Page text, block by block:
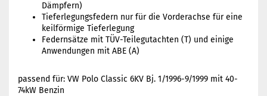
Dämpfern)
Tieferlegungsfedern nur für die Vorderachse für eine
keilförmige Tieferlegung
Federnsätze mit TÜV-Teilegutachten (T) und einige
Anwendungen mit ABE (A)
passend für: VW Polo Classic 6KV Bj. 1/1996-9/1999 mit 40-
74kW Benzin